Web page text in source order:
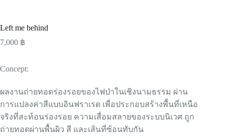
Left me behind
7,000 ฿
Concept:
ผลงานถ่ายทอดร่องรอยของไฟป่าในเชิงนามธรรม ผ่าน
การแปลงค่าสีแบบอินฟราเรด เพื่อประกอบสร้างพื้นที่เหนือ
จริงที่สะท้อนร่องรอย ความเสื่อมสลายของระบบนิเวศ ถูก
ถ่ายทอดผ่านพื้นผิว สี และเส้นที่ซ้อนทับกัน